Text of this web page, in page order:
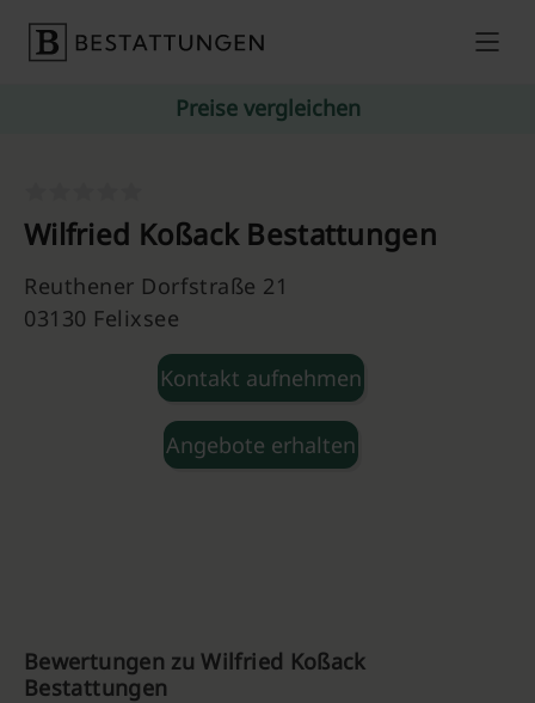
Preise vergleichen
Wilfried Koßack Bestattungen
Reuthener Dorfstraße 21
03130 Felixsee
Kontakt aufnehmen
Angebote erhalten
Bewertungen zu Wilfried Koßack
Bestattungen